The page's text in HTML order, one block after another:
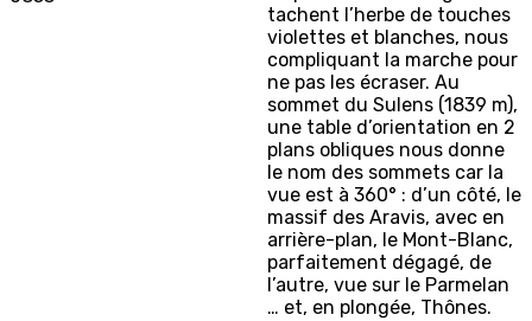
tachent l’herbe de touches
violettes et blanches, nous
compliquant la marche pour
ne pas les écraser. Au
sommet du Sulens (1839 m),
une table d’orientation en 2
plans obliques nous donne
le nom des sommets car la
vue est à 360° : d’un côté, le
massif des Aravis, avec en
arrière-plan, le Mont-Blanc,
parfaitement dégagé, de
l’autre, vue sur le Parmelan
… et, en plongée, Thônes.